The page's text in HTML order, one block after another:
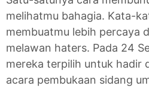
melihatmu bahagia. Kata-
membuatmu lebih percaya
melawan haters. Pada 24
mereka terpilih untuk hadir
acara pembukaan sidang